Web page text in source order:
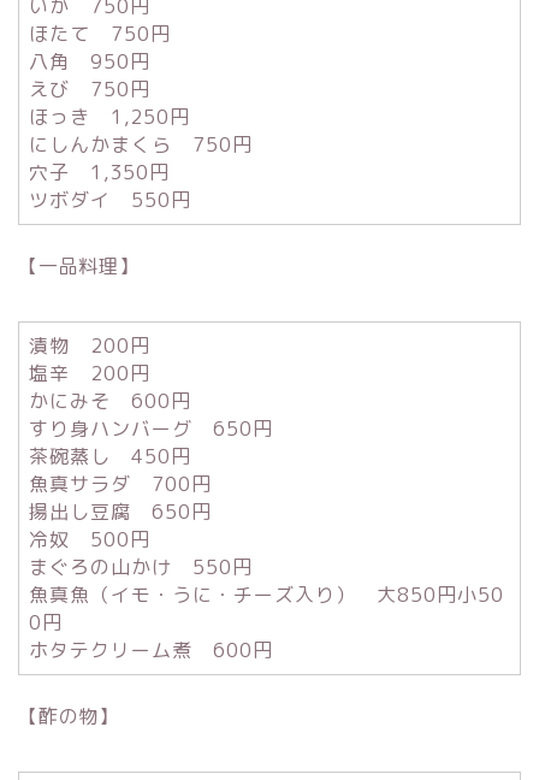
いか 750円
ほたて 750円
八角 950円
えび 750円
ほっき 1,250円
にしんかまくら 750円
穴子 1,350円
ツボダイ 550円
【一品料理】
漬物 200円
塩辛 200円
かにみそ 600円
すり身ハンバーグ 650円
茶碗蒸し 450円
魚真サラダ 700円
揚出し豆腐 650円
冷奴 500円
まぐろの山かけ 550円
魚真魚（イモ・うに・チーズ入り） 大850円小50
0円
ホタテクリーム煮 600円
【酢の物】